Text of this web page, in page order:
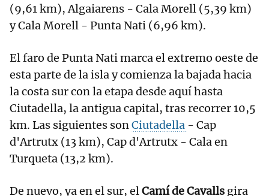
(9,61 km), Algaiarens - Cala Morell (5,39 km)
y Cala Morell - Punta Nati (6,96 km).
El faro de Punta Nati marca el extremo oeste de
esta parte de la isla y comienza la bajada hacia
la costa sur con la etapa desde aquí hasta
Ciutadella, la antigua capital, tras recorrer 10,5
km. Las siguientes sonCiutadella - Cap
d'Artrutx (13 km), Cap d'Artrutx - Cala en
Turqueta (13,2 km).
De nuevo, ya en el sur, elCamí de Cavalls gira